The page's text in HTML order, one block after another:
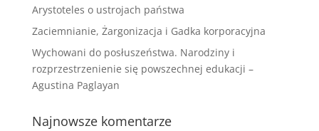
Arystoteles o ustrojach państwa
Zaciemnianie, Żargonizacja i Gadka korporacyjna
Wychowani do posłuszeństwa. Narodziny i
rozprzestrzenienie się powszechnej edukacji –
Agustina Paglayan
Najnowsze komentarze